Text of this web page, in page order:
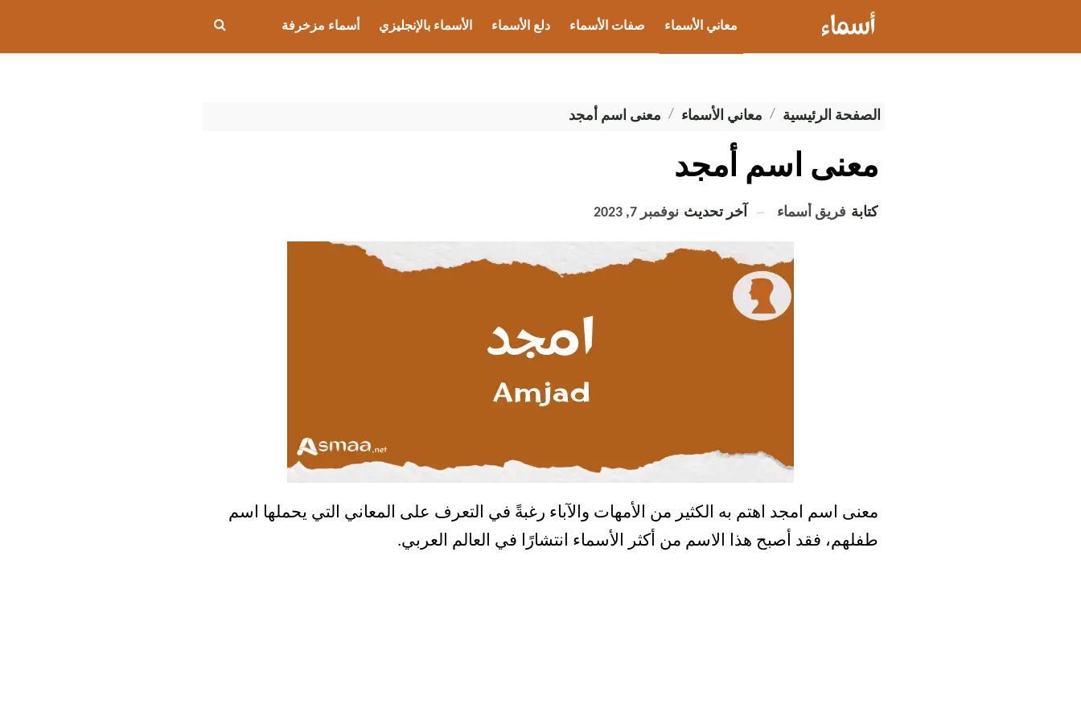
معاني الأسماء صفات الأسماء دلع الأسماء الأسماء بالإنجليزي أسماء مزخرفة
الصفحة الرئيسية معاني الأسماء معنى اسم أمجد
معنى اسم أمجد
كتابة فريق أسماء آخر تحديث نوفمبر 7, 2023
معنى اسم امجد اهتم به الكثير من الأمهات والآباء رغبةً في التعرف على المعاني التي يحملها اسم
طفلهم، فقد أصبح هذا الاسم من أكثر الأسماء انتشارًا في العالم العربي.